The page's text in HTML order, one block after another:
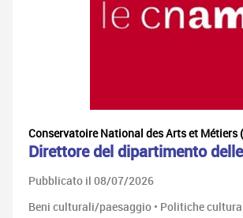
Conservatoire National des Arts et Métiers
Direttore del dipartimento
Pubblicato il 08/07/2026
Beni culturali/paesaggio • Politiche